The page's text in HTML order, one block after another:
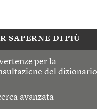
SAPERNE DI PIÙ
per la
del dizionario
avanzata